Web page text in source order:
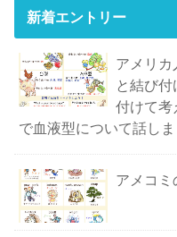
新着エントリー
アメリカ
と結び
付けて考
で血液型について話しま
アメコミ